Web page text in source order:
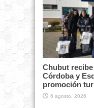
Chubut
Córdoba y
promoción
6 agosto, 2026